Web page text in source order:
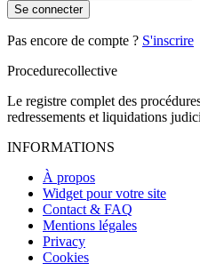
Se connecter
Pas encore de compte ? S'inscrire
Procedurecollective
Le registre complet des
redressements et liquidations
INFORMATIONS
À propos
Widget pour votre site
Contact & FAQ
Mentions légales
Privacy
Cookies